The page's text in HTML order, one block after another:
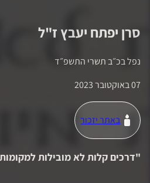
סרן יפתח יעבץ ז"ל
נפל בכ״ב תשרי התשפ״ד
07 באוקטובר 2023
באתר יזכור
"דרכים קלות לא מובילות